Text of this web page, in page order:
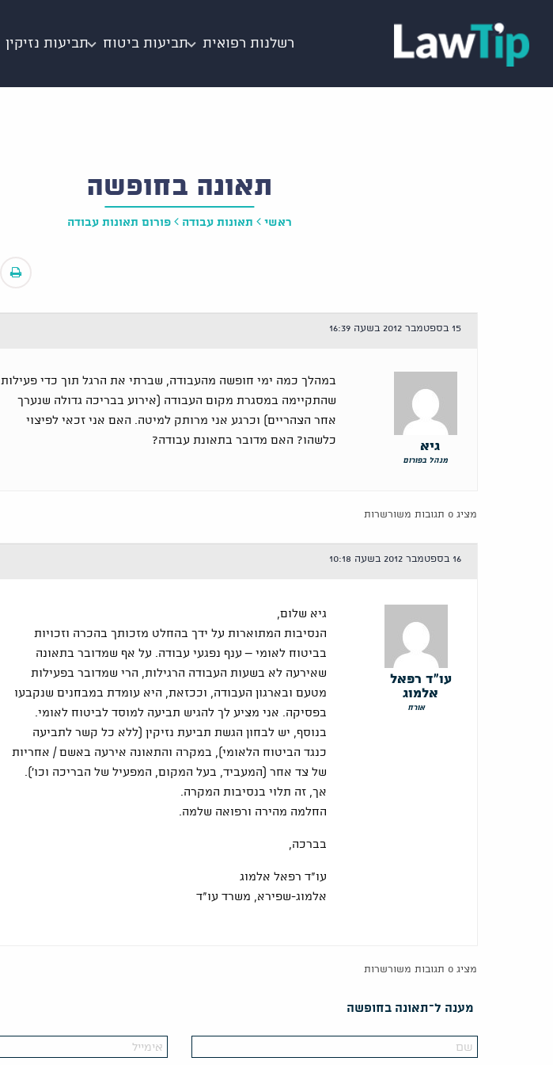
רשלנות רפואית תביעות ביטוח תביעות נזיקין
תאונה בחופשה
ראשי תאונות עבודה פורום תאונות עבודה
15 בספטמבר 2012 בשעה 16:39
גיא
מנהל בפורום
במהלך כמה ימי חופשה מהעבודה, שברתי את הרגל תוך כדי פעילות
שהתקיימה במסגרת מקום העבודה (אירוע בבריכה גדולה שנערך
אחר הצהריים) וכרגע אני מרותק למיטה. האם אני זכאי לפיצוי
כלשהו? האם מדובר בתאונת עבודה?
מציג 0 תגובות משורשרות
16 בספטמבר 2012 בשעה 10:18
עו"ד רפאל
אלמוג
אורח
גיא שלום,
הנסיבות המתוארות על ידך בהחלט מזכותך בהכרה וזכויות
בביטוח לאומי – ענף נפגעי עבודה. על אף שמדובר בתאונה
שאירעה לא בשעות העבודה הרגילות, הרי שמדובר בפעילות
מטעם ובארגון העבודה, וככזאת, היא עומדת במבחנים שנקבעו
בפסיקה. אני מציע לך להגיש תביעה למוסד לביטוח לאומי.
בנוסף, יש לבחון הגשת תביעת נזיקין (ללא כל קשר לתביעה
כנגד הביטוח הלאומי), במקרה והתאונה אירעה באשם / אחריות
של צד אחר (המעביד, בעל המקום, המפעיל של הבריכה וכו').
אך, זה תלוי בנסיבות המקרה.
החלמה מהירה ורפואה שלמה.
בברכה,
עו"ד רפאל אלמוג
אלמוג-שפירא, משרד עו"ד
מציג 0 תגובות משורשרות
מענה ל־תאונה בחופשה